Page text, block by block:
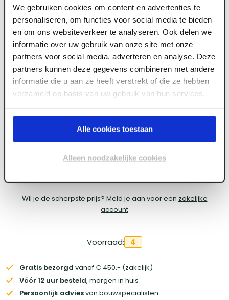
We gebruiken cookies om content en advertenties te
personaliseren, om functies voor social media te bieden
en om ons websiteverkeer te analyseren. Ook delen we
informatie over uw gebruik van onze site met onze
partners voor social media, adverteren en analyse. Deze
partners kunnen deze gegevens combineren met andere
informatie die u aan ze heeft verstrekt of die ze hebben
verzameld op basis van uw gebruik van hun services.
Alle cookies toestaan
Alleen noodzakelijke cookies
ART005051
Haceka Kosmos planchet glas geborsteld
60cm
Wil je de scherpste prijs? Meld je aan voor een zakelijke
account
Voorraad: 4
Gratis bezorgd vanaf € 450,- (zakelijk)
Vóór 12 uur besteld, morgen in huis
Persoonlijk adviesvan bouwspecialisten